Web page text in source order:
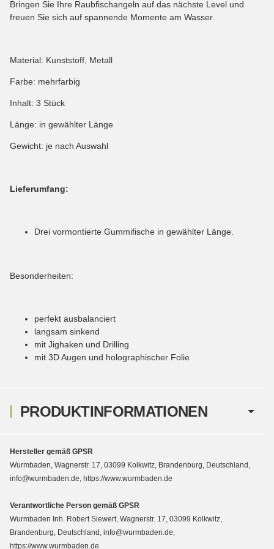
PRODUKTINFORMATIONEN
Bringen Sie Ihre Raubfischangeln auf das nächste Level und
freuen Sie sich auf spannende Momente am Wasser.
Material: Kunststoff, Metall
Farbe: mehrfarbig
Inhalt: 3 Stück
Länge: in gewählter Länge
Gewicht: je nach Auswahl
Lieferumfang:
Drei vormontierte Gummifische in gewählter Länge.
Besonderheiten:
perfekt ausbalanciert
langsam sinkend
mit Jighaken und Drilling
mit 3D Augen und holographischer Folie
Hersteller gemäß GPSR
Wurmbaden, Wagnerstr. 17, 03099 Kolkwitz, Brandenburg, Deutschland,
info@wurmbaden.de, https://www.wurmbaden.de
Verantwortliche Person gemäß GPSR
Wurmbaden Inh. Robert Siewert, Wagnerstr. 17, 03099 Kolkwitz,
Brandenburg, Deutschland, info@wurmbaden.de,
https://www.wurmbaden.de